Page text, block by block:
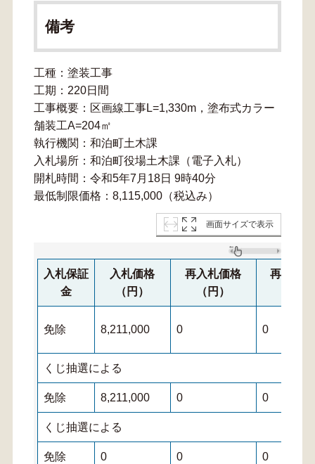
備考
工種：塗装工事
工期：220日間
工事概要：区画線工事L=1,330m，塗布式カラー
舗装工A=204㎡
執行機関：和泊町土木課
入札場所：和泊町役場土木課（電子入札）
開札時間：令和5年7月18日 9時40分
最低制限価格：8,115,000（税込み）
画面サイズで表示
入札保証
金
入札価格
（円）
再入札価格
（円）
再々入
免除 8,211,000 0 0
くじ抽選による
免除 8,211,000 0 0
くじ抽選による
免除 0 0 0